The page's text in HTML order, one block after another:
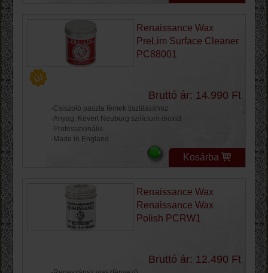
Renaissance Wax
PreLim Surface Cleaner
PC88001
Bruttó ár: 14.990 Ft
-Csiszoló paszta fémek tisztításához
-Anyag: Kevert Neuburg szilícium-dioxid
-Professzionális
-Made in England
Kosárba
Renaissance Wax
Renaissance Wax
Polish PCRW1
Bruttó ár: 12.490 Ft